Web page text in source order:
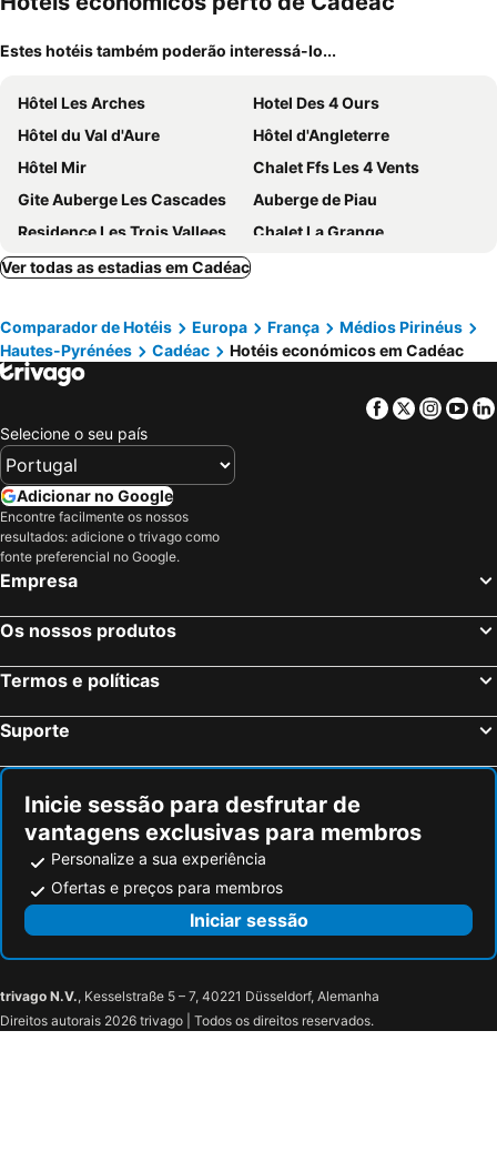
Estes hotéis também poderão interessá-lo...
Hôtel Les Arches
Hotel Des 4 Ours
Hôtel du Val d'Aure
Hôtel d'Angleterre
Hôtel Mir
Chalet Ffs Les 4 Vents
Gite Auberge Les Cascades
Auberge de Piau
Residence Les Trois Vallees
Chalet La Grange
Hôtel Neste de Jade
La Baleine Blanche
La Mandia
Ver todas as estadias em Cadéac
Comparador de Hotéis Europa França
Médios Pirinéus
Hautes-Pyrénées
Cadéac Hotéis económicos em Cadéac
Facebook
Twitter
Selecione o seu país
Adicionar no Google
Encontre facilmente os nossos
resultados: adicione o trivago como
fonte preferencial no Google.
Empresa
Os nossos produtos
Termos e políticas
Suporte
Inicie sessão para desfrutar de
vantagens exclusivas para membros
Personalize a sua experiência
Ofertas e preços para membros
Iniciar sessão
trivago N.V., Kesselstraße 5 – 7, 40221 Düsseldorf, Alemanha
Direitos autorais 2026 trivago | Todos os direitos reservados.